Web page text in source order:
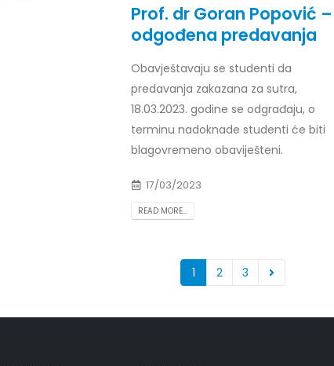
Prof. dr Goran Popović –
odgođena predavanja
Obavještavaju se studenti da
predavanja zakazana za sutra,
18.03.2023. godine se odgrađaju, o
terminu nadoknade studenti će biti
blagovremeno obaviješteni.
17/03/2023
READ MORE...
1 2 3